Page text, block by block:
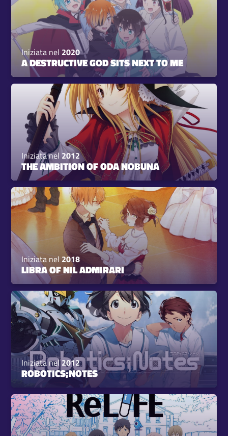
Iniziata nel 2020
A DESTRUCTIVE GOD SITS NEXT TO ME
Iniziata nel2012
THE AMBITION OF ODA NOBUNA
Iniziata nel2018
LIBRA OF NIL ADMIRARI
Iniziata nel2012
ROBOTICS;NOTES